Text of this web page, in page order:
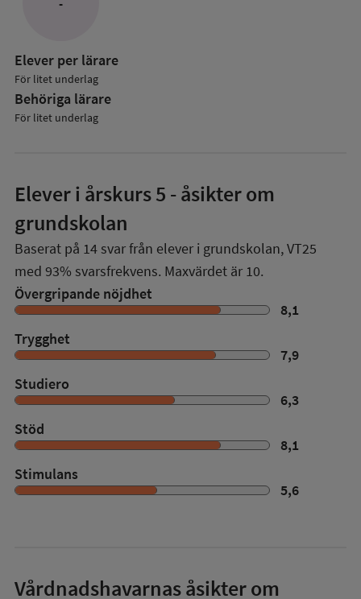
Elever per lärare
För litet underlag
Behöriga lärare
För litet underlag
Elever i årskurs 5 - åsikter om
grundskolan
Baserat på 14 svar från elever i grundskolan,VT25
med 93% svarsfrekvens. Maxvärdet är 10.
Övergripande nöjdhet
8,1
Trygghet
7,9
Studiero
6,3
Stöd
8,1
Stimulans
5,6
Vårdnadshavarnas åsikter om